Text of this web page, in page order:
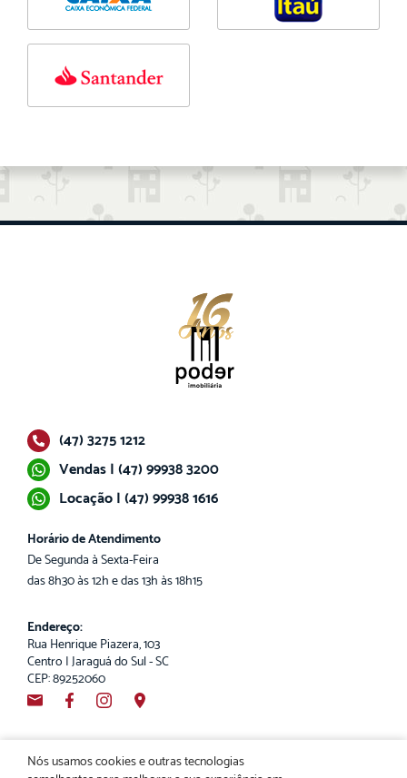
Nós usamos cookies e outras tecnologias
(47) 3275 1212
Vendas | (47) 99938 3200
Locação | (47) 99938 1616
Horário de Atendimento
De Segunda à Sexta-Feira
das 8h30 às 12h e das 13h às 18h15
Endereço:
Rua Henrique Piazera, 103
Centro | Jaraguá do Sul - SC
CEP: 89252060